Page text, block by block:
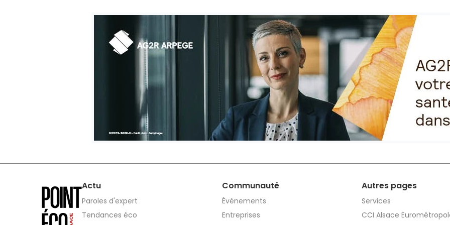
Actu
Paroles d'expert
Tendances éco
Communauté
Événements
Entreprises
Autres pages
Services
CCI Alsace